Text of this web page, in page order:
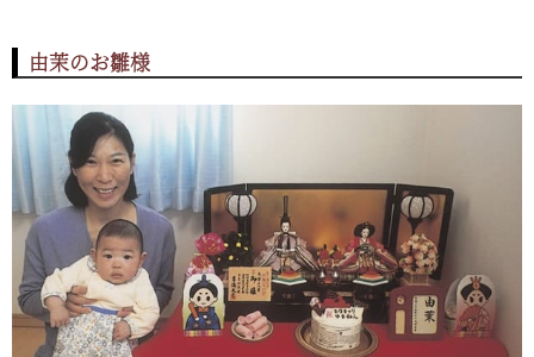
由茉のお雛様